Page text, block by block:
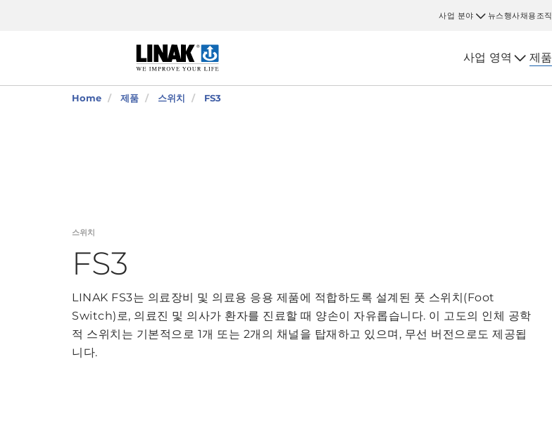
사업 분야 뉴스행사채용 조직
사업 영역 제품
Home 제품 스위치 FS3
스위치
FS3
LINAK FS3는 의료장비 및 의료용 응용 제품에 적합하도록 설계된 풋 스위치(Foot
Switch)로, 의료진 및 의사가 환자를 진료할 때 양손이 자유롭습니다. 이 고도의 인체 공학
적 스위치는 기본적으로 1개 또는 2개의 채널을 탑재하고 있으며, 무선 버전으로도 제공됩
니다.